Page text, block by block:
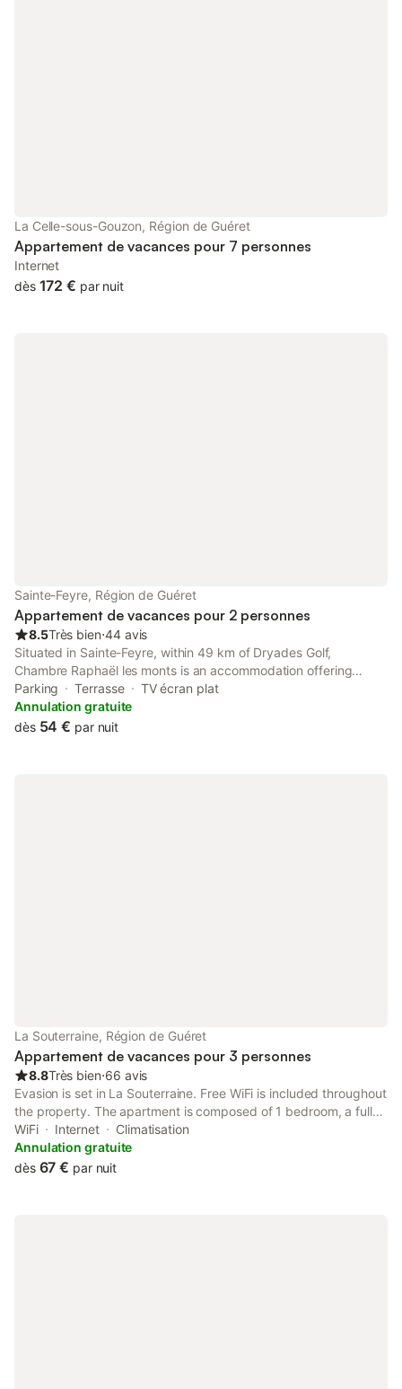
La Celle-sous-Gouzon, Région de Guéret
Appartement de vacances pour 7 personnes
Internet
dès 172 € par nuit
Sainte-Feyre, Région de Guéret
Appartement de vacances pour 2 personnes
8.5Très bien⋅44 avis
Situated in Sainte-Feyre, within 49 km of Dryades Golf,
Chambre Raphaël les monts is an accommodation offering
mountain views. This property offers access to a terrace and
free private parking.
Parking Terrasse
TV écran plat
Annulation gratuite
dès 54 € par nuit
La Souterraine, Région de Guéret
Appartement de vacances pour 3 personnes
8.8Très bien⋅66 avis
Evasion is set in La Souterraine. Free WiFi is included throughout
the property. The apartment is composed of 1 bedroom, a fully
equipped kitchen, and 1 bathroom. A flat-screen TV is featured.
The accommodation is non-smoking.
WiFi Internet
Climatisation
Annulation gratuite
dès 67 € par nuit